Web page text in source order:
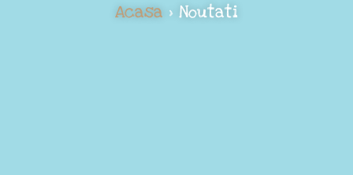
Acasa > Noutati